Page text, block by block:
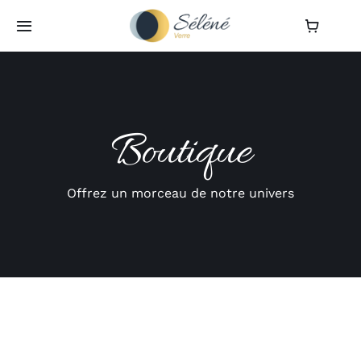
contenu
Toggle
Navigation
Boutique
Offrez un morceau de notre univers